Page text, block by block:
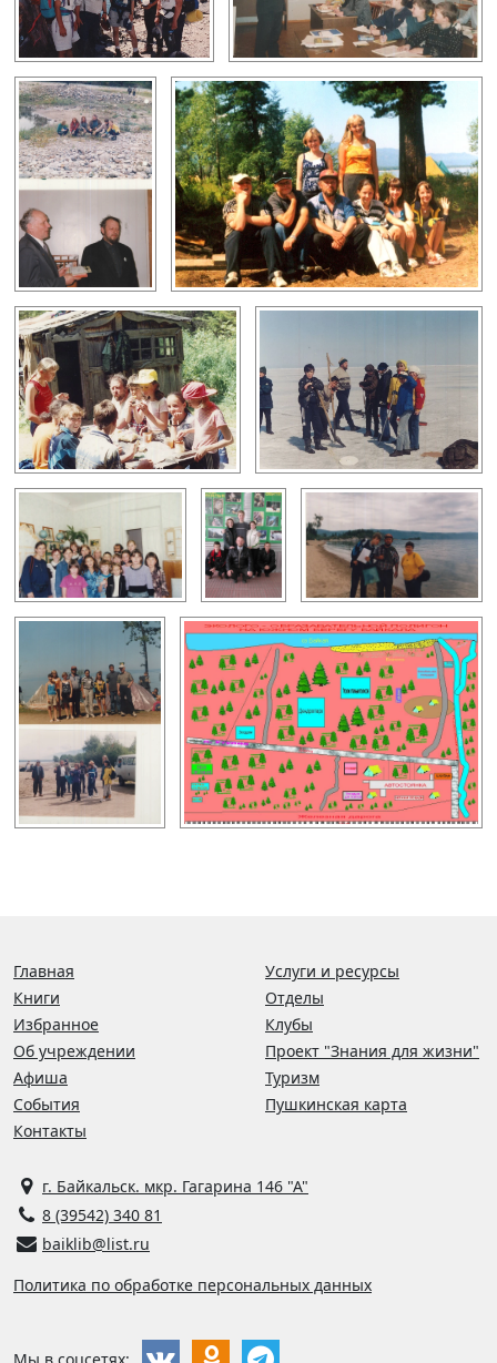
г. Байкальск. мкр. Гагарина 146 "А"
8 (39542) 340 81
baiklib@list.ru
Политика по обработке персональных данных
Главная
Книги
Избранное
Об учреждении
Афиша
События
Контакты
Услуги и ресурсы
Отделы
Клубы
Проект "Знания для жизни"
Туризм
Пушкинская карта